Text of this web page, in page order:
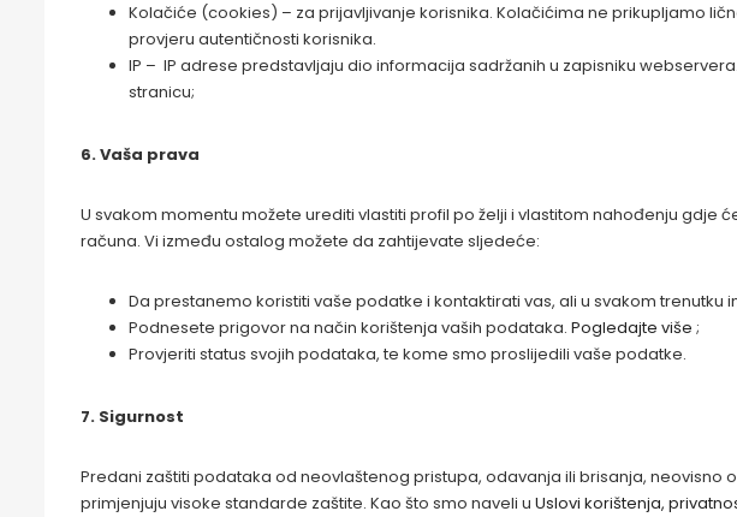
Kolačiće (cookies) – za prijavljivanje korisnika. Kolačićima ne prikupljamo
provjeru autentičnosti korisnika.
IP – IP adrese predstavljaju dio informacija sadržanih u zapisniku
stranicu;
6. Vaša prava
U svakom momentu možete urediti vlastiti profil po želji i vlastitom nahođenju
računa. Vi između ostalog možete da zahtijevate sljedeće:
Da prestanemo koristiti vaše podatke i kontaktirati vas, ali u svakom
Podnesete prigovor na način korištenja vaših podataka. Pogledajte više ;
Provjeriti status svojih podataka, te kome smo proslijedili vaše podatke.
7. Sigurnost
Predani zaštiti podataka od neovlaštenog pristupa, odavanja ili brisanja,
primjenjuju visoke standarde zaštite. Kao što smo naveli u Uslovi korištenja,